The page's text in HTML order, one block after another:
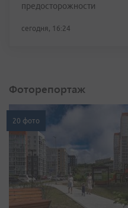
предосторожности
сегодня, 16:24
Фоторепортаж
20 фото